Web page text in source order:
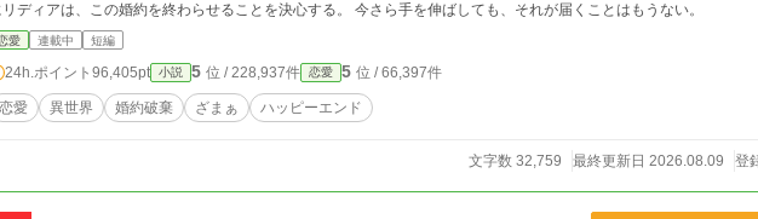
にリディアは、この婚約を終わらせることを決心する。 今さら手を伸ばしても、それが届くことはもうない。
愛 連載中 短編
24h.ポイント 96,405pt 小説 5 位 / 228,937件 恋愛 5 位 / 66,397件
恋愛 異世界 婚約破棄 ざまぁ ハッピーエンド
文字数 32,759 最終更新日 2026.08.09 登